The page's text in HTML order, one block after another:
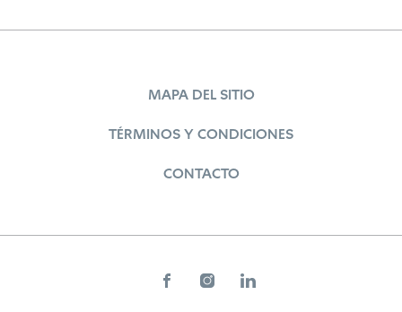
MAPA DEL SITIO
TÉRMINOS Y CONDICIONES
CONTACTO